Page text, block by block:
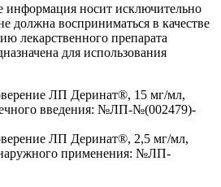
информация носит исключительно
должна восприниматься в качестве
лекарственного препарата
для использования
ЛП Деринат®, 15 мг/мл,
введения: №ЛП-№(002479)-
ЛП Деринат®, 2,5 мг/мл,
наружного применения: №ЛП-